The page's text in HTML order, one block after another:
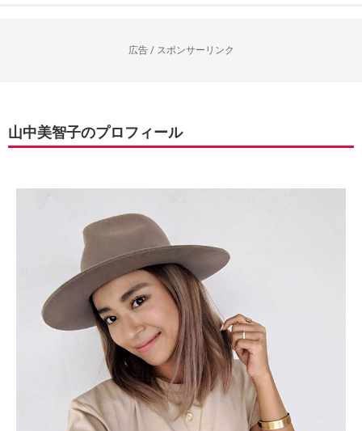
広告 / スポンサーリンク
山中美智子のプロフィール